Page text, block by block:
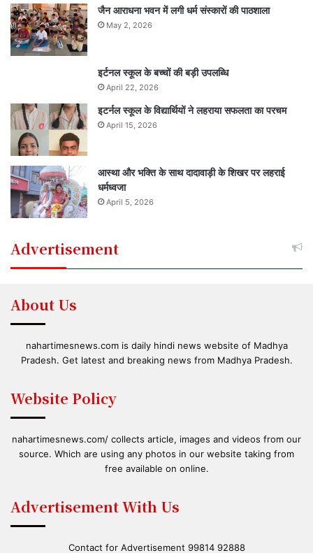
जैन आराधना भवन में लगी धर्म संस्कारों की पाठशाला
May 2, 2026
इर्टनल स्कूल के बच्चों की बड़ी उपलब्धि
April 22, 2026
इटर्नल स्कूल के विद्यार्थियों ने लहराया सफलता का परचम
April 15, 2026
आस्था और भक्ति के साथ दादावाड़ी के शिखर पर लहराई
धर्मध्वजा
April 5, 2026
Advertisement
About Us
nahartimesnews.com is daily hindi news website of Madhya
Pradesh. Get latest and breaking news from Madhya Pradesh.
Website Policy
nahartimesnews.com/ collects article, images and videos from our
source. Which are using any photos in our website taking from
free available on online.
Advertisement With Us
Contact for Advertisement 99814 92888